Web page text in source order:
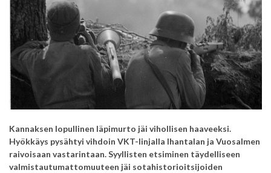
Kannaksen lopullinen läpimurto jäi vihollisen haaveeksi.
Hyökkäys pysähtyi vihdoin VKT-linjalla Ihantalan ja Vuosalmen
raivoisaan vastarintaan. Syyllisten etsiminen täydelliseen
valmistautumattomuuteen jäi sotahistorioitsijoiden